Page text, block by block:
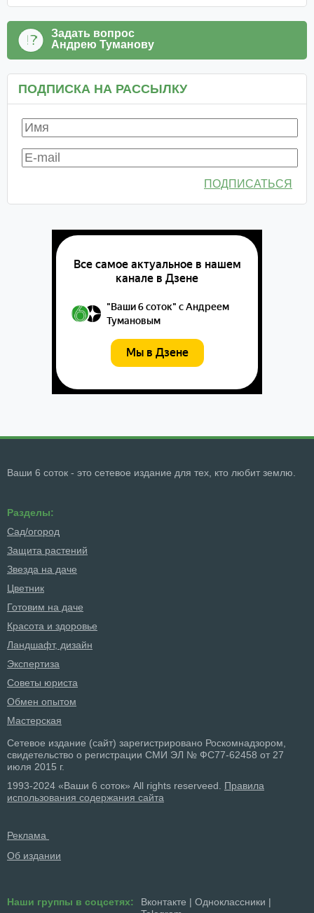
Задать вопрос
Андрею Туманову
ПОДПИСКА НА РАССЫЛКУ
ПОДПИСАТЬСЯ
Ваши 6 соток - это сетевое издание для тех, кто любит землю.
Разделы:
Сад/огород
Защита растений
Звезда на даче
Цветник
Готовим на даче
Красота и здоровье
Ландшафт, дизайн
Экспертиза
Советы юриста
Обмен опытом
Мастерская
Сетевое издание (сайт) зарегистрировано Роскомнадзором,
свидетельство о регистрации СМИ ЭЛ № ФС77-62458 от 27
июля 2015 г.
1993-2024 «Ваши 6 соток» All rights reserveed. Правила
использования содержания сайта
Реклама
Об издании
Наши группы в соцсетях: Вконтакте | Одноклассники |